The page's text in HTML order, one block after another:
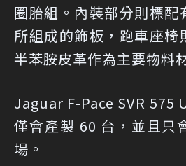
圈胎組。內裝部分則標配
所組成的飾板，跑車座椅
半苯胺皮革作為主要物料
Jaguar F-Pace SVR
僅會產製 60 台，並且只
場。